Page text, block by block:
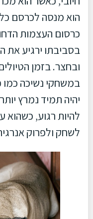
הוא מנסה לכרסם
כרסום העצמות
בסביבתו ירגיע את
ובחצר. בזמן
במשחקי נשיכה כמו
יהיה תמיד נמרץ
להיות רגוע, כשהוא
לשחק ולפרוק אנרגיה.